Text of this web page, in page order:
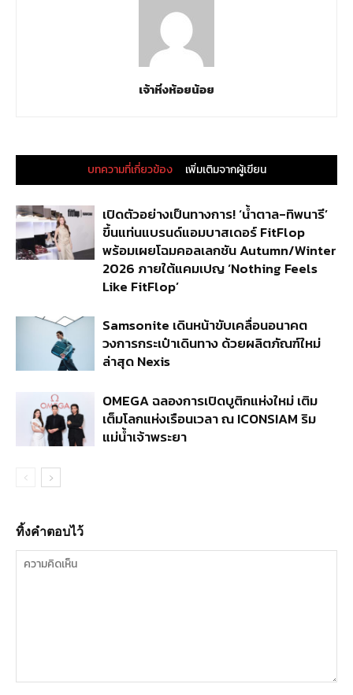
เจ้าหิ่งห้อยน้อย
บทความที่เกี่ยวข้อง เพิ่มเติมจากผู้เขียน
เปิดตัวอย่างเป็นทางการ! ‘น้ำตาล-ทิพนารี’
ขึ้นแท่นแบรนด์แอมบาสเดอร์ FitFlop
พร้อมเผยโฉมคอลเลกชัน Autumn/Winter
2026 ภายใต้แคมเปญ ‘Nothing Feels
Like FitFlop’
Samsonite เดินหน้าขับเคลื่อนอนาคต
วงการกระเป๋าเดินทาง ด้วยผลิตภัณฑ์ใหม่
ล่าสุด Nexis
OMEGA ฉลองการเปิดบูติกแห่งใหม่ เติม
เต็มโลกแห่งเรือนเวลา ณ ICONSIAM ริม
แม่น้ำเจ้าพระยา
ทิ้งคำตอบไว้